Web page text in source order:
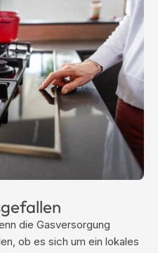
die Gasversorgung
ob es sich um ein lokales